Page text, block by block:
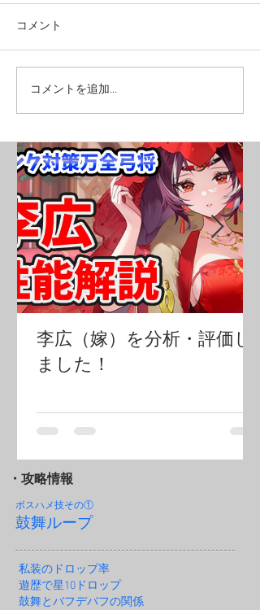
コメント
コメントを追加…
李広（嫁）を分析・評価し
ました！
・攻略情報
ボスハメ技その①
鼓舞ループ
私装のドロップ率
遊歴で星10ドロップ
鼓舞とバフデバフの関係